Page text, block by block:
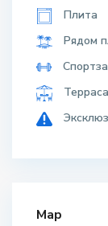
Плита
Рядом
Терраса
Map